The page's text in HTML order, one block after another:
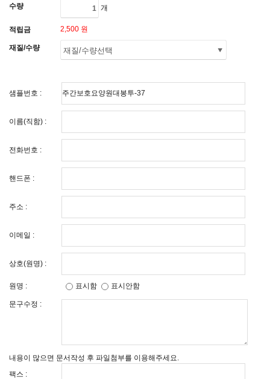
수량 개
적립금 2,500 원
재질/수량
샘플번호 :
이름(직함) :
전화번호 :
핸드폰 :
주소 :
이메일 :
상호(원명) :
원명 : 표시함 표시안함
문구수정 :
내용이 많으면 문서작성 후 파일첨부를 이용해주세요.
팩스 :